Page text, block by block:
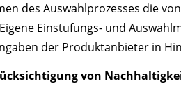
des Auswahlprozesses die
Einstufungs- und
der Produktanbieter in
von